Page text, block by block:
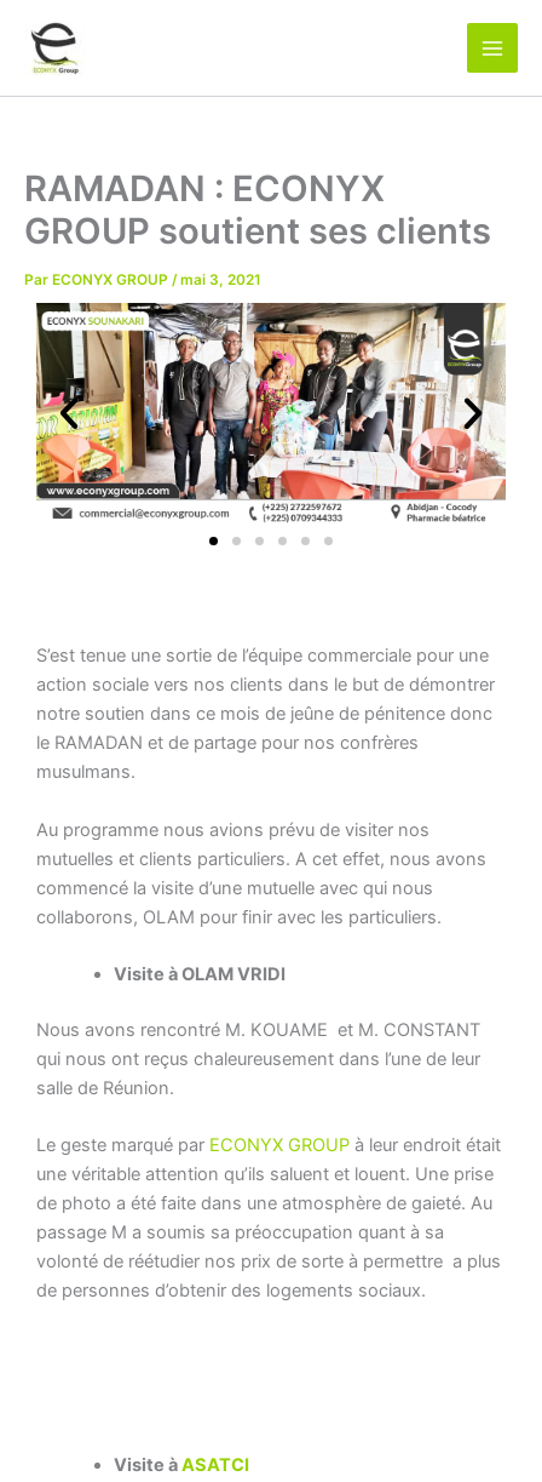
contenu
RAMADAN : ECONYX
GROUP soutient ses clients
Par ECONYX GROUP /mai 3, 2021
S’est tenue une sortie de l’équipe commerciale pour une
action sociale vers nos clients dans le but de démontrer
notre soutien dans ce mois de jeûne de pénitence donc
le RAMADAN et de partage pour nos confrères
musulmans.
Au programme nous avions prévu de visiter nos
mutuelles et clients particuliers. A cet effet, nous avons
commencé la visite d’une mutuelle avec qui nous
collaborons, OLAM pour finir avec les particuliers.
Visite à OLAM VRIDI
Nous avons rencontré M. KOUAME et M. CONSTANT
qui nous ont reçus chaleureusement dans l’une de leur
salle de Réunion.
Le geste marqué par ECONYX GROUP à leur endroit était
une véritable attention qu’ils saluent et louent. Une prise
de photo a été faite dans une atmosphère de gaieté. Au
passage M a soumis sa préoccupation quant à sa
volonté de réétudier nos prix de sorte à permettre a plus
de personnes d’obtenir des logements sociaux.
Visite àASATCI